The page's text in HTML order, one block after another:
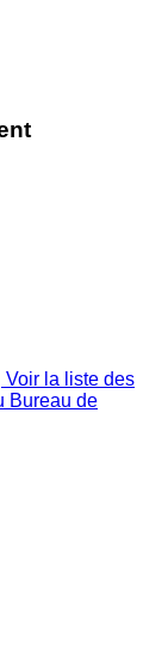
Voir la liste des
Bureau de